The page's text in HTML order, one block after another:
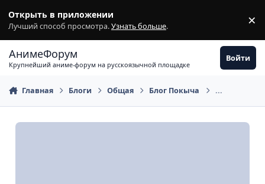
Открыть в приложении
Лучший способ просмотра.Узнать больше. ×
АнимеФорум
Крупнейший аниме-форум на русскоязычной площадке
Войти
Главная Блоги Общая Блог Покыча ...